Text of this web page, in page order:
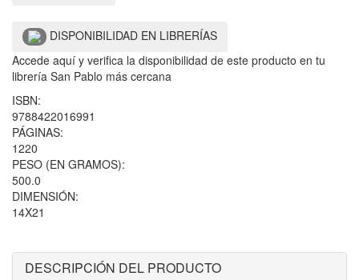
DISPONIBILIDAD EN LIBRERÍAS
Accede aquí y verifica la disponibilidad de este producto en tu
librería San Pablo más cercana
ISBN:
9788422016991
PÁGINAS:
1220
PESO (EN GRAMOS):
500.0
DIMENSIÓN:
14X21
DESCRIPCIÓN DEL PRODUCTO